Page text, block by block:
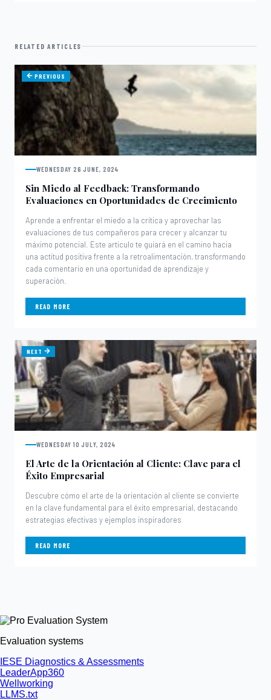
RELATED ARTICLES
PREVIOUS
WEDNESDAY 26 JUNE, 2024
Sin Miedo al Feedback: Transformando
Evaluaciones en Oportunidades de Crecimiento
Aprende a enfrentar el miedo a la crítica y aprovechar las
evaluaciones de tus compañeros para crecer y alcanzar tu
máximo potencial. Este articulo te guiará en el camino hacia
una actitud positiva frente a la retroalimentación, transformando
cada comentario en una oportunidad de aprendizaje y
superación.
READ MORE
NEXT
WEDNESDAY 10 JULY, 2024
El Arte de la Orientación al Cliente: Clave para el
Éxito Empresarial
Descubre cómo el arte de la orientación al cliente se convierte
en la clave fundamental para el éxito empresarial, destacando
estrategias efectivas y ejemplos inspiradores
READ MORE
Evaluation systems
IESE Diagnostics & Assessments
LeaderApp360
Wellworking
LLMS.txt